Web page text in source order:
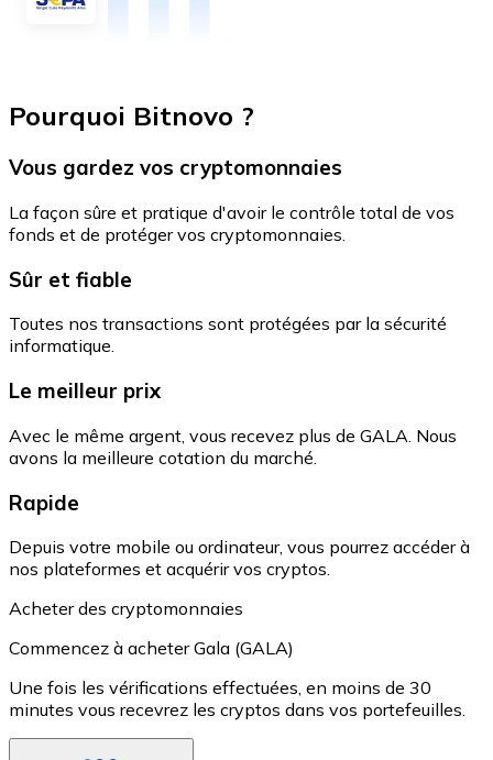
Pourquoi Bitnovo ?
Vous gardez vos cryptomonnaies
La façon sûre et pratique d'avoir le contrôle total de vos
fonds et de protéger vos cryptomonnaies.
Sûr et fiable
Toutes nos transactions sont protégées par la sécurité
informatique.
Le meilleur prix
Avec le même argent, vous recevez plus de GALA. Nous
avons la meilleure cotation du marché.
Rapide
Depuis votre mobile ou ordinateur, vous pourrez accéder à
nos plateformes et acquérir vos cryptos.
Acheter des cryptomonnaies
Commencez à acheter Gala (GALA)
Une fois les vérifications effectuées, en moins de 30
minutes vous recevrez les cryptos dans vos portefeuilles.